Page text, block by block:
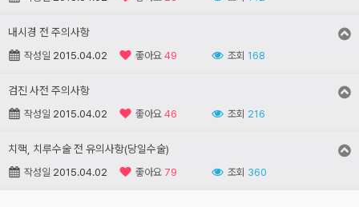
내시경 전 주의사항
작성일 2015.04.02 좋아요 49 조회 168
검진 사전 주의사항
작성일 2015.04.02 좋아요 46 조회 216
치핵, 치루수술 전 유의사항(당일수술)
작성일 2015.04.02 좋아요 79 조회 360